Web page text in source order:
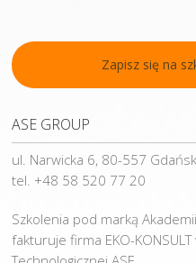
Zapisz się na
ASE GROUP
ul. Narwicka 6, 80-557 Gdańsk
tel. +48 58 520 77 20
Szkolenia pod marką
fakturuje firma EKO-